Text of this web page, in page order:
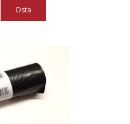
Osta